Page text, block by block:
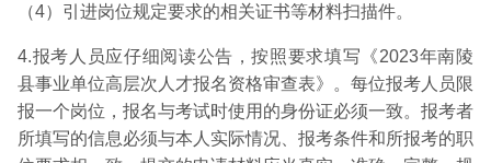
（4）引进岗位规定要求的相关证书等材料扫描件。
4.报考人员应仔细阅读公告，按照要求填写《2023年南陵
县事业单位高层次人才报名资格审查表》。每位报考人员限
报一个岗位，报名与考试时使用的身份证必须一致。报考者
所填写的信息必须与本人实际情况、报考条件和所报考的职